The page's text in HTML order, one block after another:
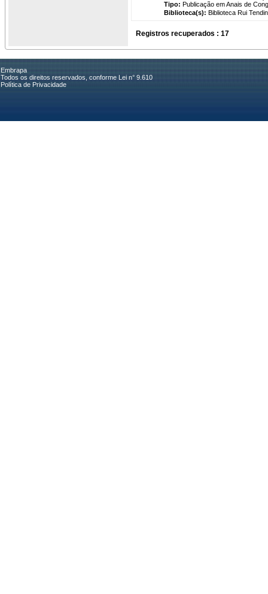
Tipo: Publicação em Anais de
Biblioteca(s): Biblioteca Rui
Registros recuperados : 17
Embrapa
Todos os direitos reservados, conforme Lei n° 9.610
Política de Privacidade